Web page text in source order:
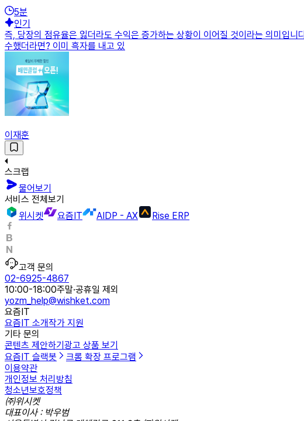
5분
인기
즉, 당장의 점유율은 잃더라도 수익은 증가하는 상황이 이어질 것이라는 의미입
수했더라면? 이미 흑자를 내고 있
이재훈
스크랩
물어보기
서비스 전체보기
위시켓
요즘IT AIDP - AX Rise ERP
고객 문의
02-6925-4867
10:00-18:00주말·공휴일 제외
yozm_help@wishket.com
요즘IT
요즘IT 소개작가 지원
기타 문의
콘텐츠 제안하기광고 상품 보기
요즘IT 슬랙봇
크롬 확장 프로그램
이용약관
개인정보 처리방침
청소년보호정책
㈜위시켓
대표이사 : 박우범